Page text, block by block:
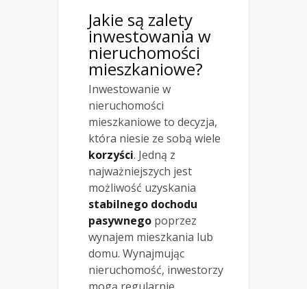
Jakie są zalety
inwestowania w
nieruchomości
mieszkaniowe?
Inwestowanie w
nieruchomości
mieszkaniowe to decyzja,
która niesie ze sobą wiele
korzyści. Jedną z
najważniejszych jest
możliwość uzyskania
stabilnego dochodu
pasywnego poprzez
wynajem mieszkania lub
domu. Wynajmując
nieruchomość, inwestorzy